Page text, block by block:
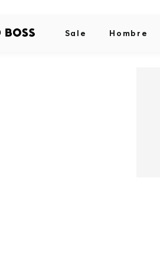
Sale Hombre